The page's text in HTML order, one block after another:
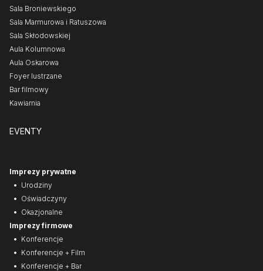
Sala Broniewskiego
Sala Marmurowa i Ratuszowa
Sala Skłodowskiej
Aula Kolumnowa
Aula Oskarowa
Foyer lustrzane
Bar filmowy
Kawiarnia
EVENTY
Imprezy prywatne
Urodziny
Oświadczyny
Okazjonalne
Imprezy firmowe
Konferencje
Konferencje + Film
Konferencje + Bar